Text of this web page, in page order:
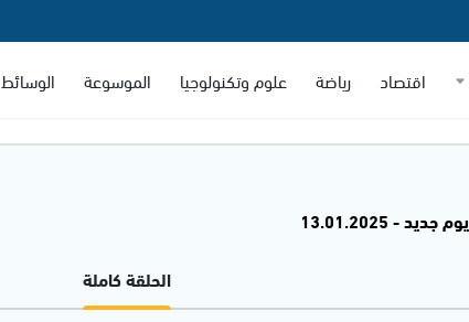
اقتصاد رياضة علوم وتكنولوجيا الموسوعة الوسائط
يوم جديد - 13.01.2025
الحلقة كاملة